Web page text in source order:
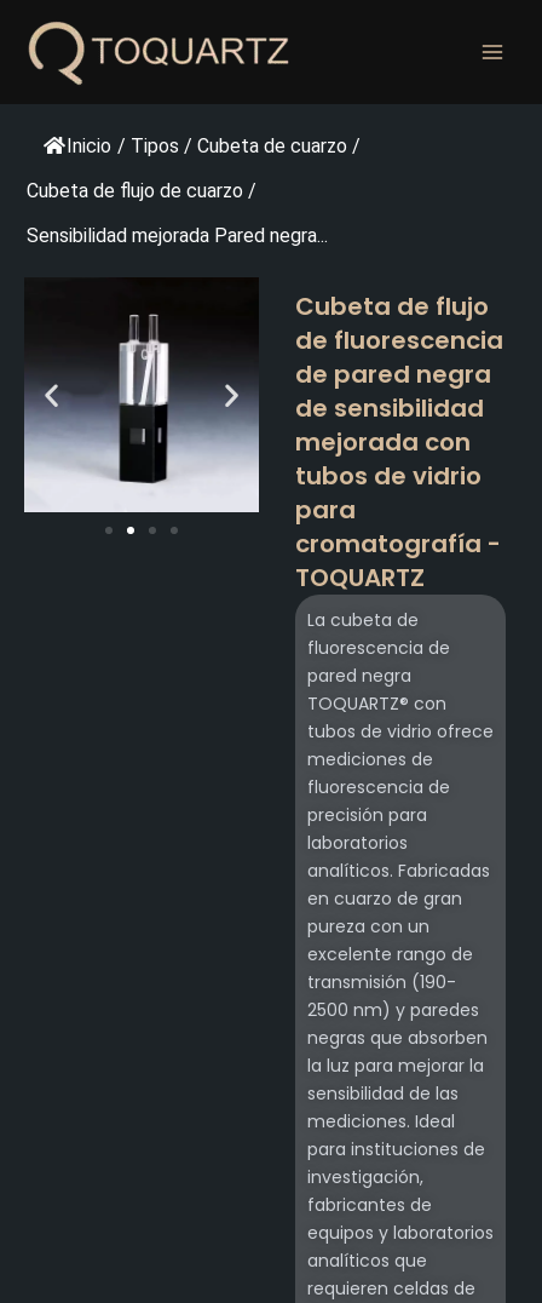
contenido
Inicio / Tipos / Cubeta de cuarzo /
Cubeta de flujo de cuarzo /
Sensibilidad mejorada Pared negra...
Cubeta de flujo
de fluorescencia
de pared negra
de sensibilidad
mejorada con
tubos de vidrio
para
cromatografía -
TOQUARTZ
La cubeta de
fluorescencia de
pared negra
TOQUARTZ® con
tubos de vidrio ofrece
mediciones de
fluorescencia de
precisión para
laboratorios
analíticos. Fabricadas
en cuarzo de gran
pureza con un
excelente rango de
transmisión (190-
2500 nm) y paredes
negras que absorben
la luz para mejorar la
sensibilidad de las
mediciones. Ideal
para instituciones de
investigación,
fabricantes de
equipos y laboratorios
analíticos que
requieren celdas de